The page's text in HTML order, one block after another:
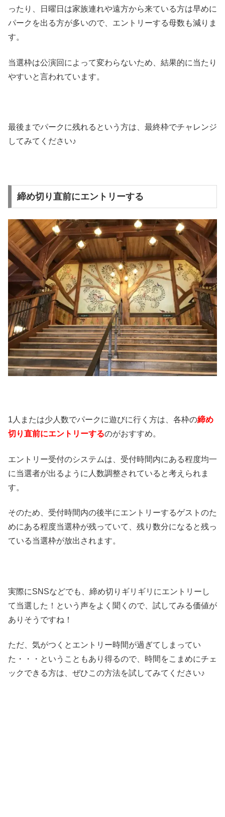
ったり、日曜日は家族連れや遠方から来ている方は早めに
パークを出る方が多いので、エントリーする母数も減りま
す。
当選枠は公演回によって変わらないため、結果的に当たり
やすいと言われています。
最後までパークに残れるという方は、最終枠でチャレンジ
してみてください♪
締め切り直前にエントリーする
1人または少人数でパークに遊びに行く方は、各枠の締め
切り直前にエントリーするのがおすすめ。
エントリー受付のシステムは、受付時間内にある程度均一
に当選者が出るように人数調整されていると考えられま
す。
そのため、受付時間内の後半にエントリーするゲストのた
めにある程度当選枠が残っていて、残り数分になると残っ
ている当選枠が放出されます。
実際にSNSなどでも、締め切りギリギリにエントリーし
て当選した！という声をよく聞くので、試してみる価値が
ありそうですね！
ただ、気がつくとエントリー時間が過ぎてしまってい
た・・・ということもあり得るので、時間をこまめにチェ
ックできる方は、ぜひこの方法を試してみてください♪